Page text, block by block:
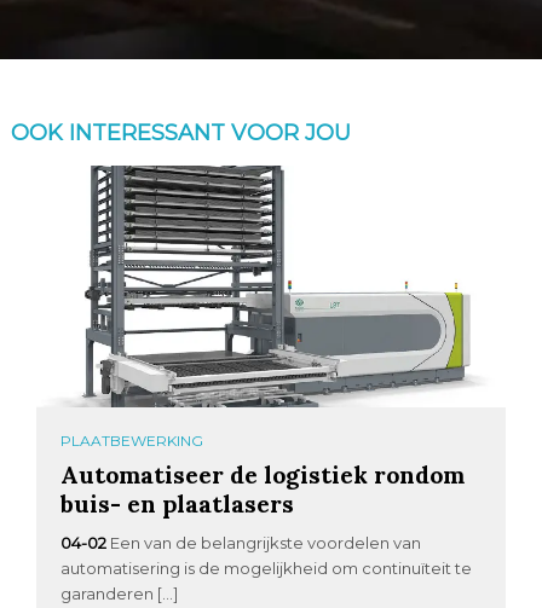
OOK INTERESSANT VOOR JOU
PLAATBEWERKING
Automatiseer de logistiek rondom
buis- en plaatlasers
04-02 Een van de belangrijkste voordelen van
automatisering is de mogelijkheid om continuïteit te
garanderen […]